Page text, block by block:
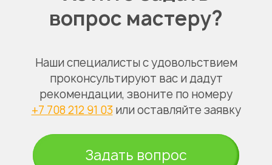
вопрос мастеру?
Наши специалисты с удовольствием
проконсультируют вас и дадут
рекомендации, звоните по номеру
+7 708 212 91 03или оставляйте заявку
Задать вопрос